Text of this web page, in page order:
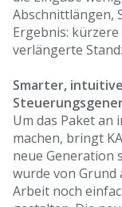
Abschnittlängen,
Ergebnis:
verlängerte
Smarter,
Um das Paket
machen, bringt
neue Generation
wurde von Grund
Arbeit noch